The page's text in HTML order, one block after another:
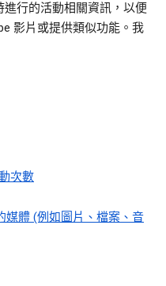
行的活動相關資訊，以便
影片或提供類似功能。我
次數
媒體 (例如圖片、檔案、音